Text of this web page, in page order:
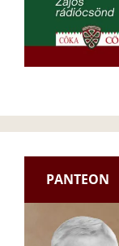
PANTEON